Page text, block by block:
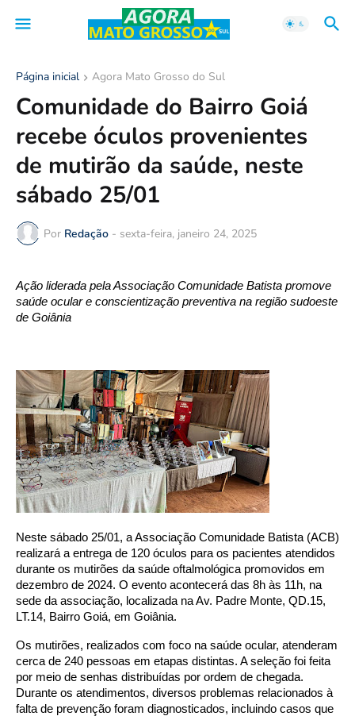
Página inicial Agora Mato Grosso do Sul
Comunidade do Bairro Goiá
recebe óculos provenientes
de mutirão da saúde, neste
sábado 25/01
Por Redação - sexta-feira, janeiro 24, 2025
Ação liderada pela Associação Comunidade Batista promove
saúde ocular e conscientização preventiva na região sudoeste
de Goiânia
Neste sábado 25/01, a Associação Comunidade Batista (ACB)
realizará a entrega de 120 óculos para os pacientes atendidos
durante os mutirões da saúde oftalmológica promovidos em
dezembro de 2024. O evento acontecerá das 8h às 11h, na
sede da associação, localizada na Av. Padre Monte, QD.15,
LT.14, Bairro Goiá, em Goiânia.
Os mutirões, realizados com foco na saúde ocular, atenderam
cerca de 240 pessoas em etapas distintas. A seleção foi feita
por meio de senhas distribuídas por ordem de chegada.
Durante os atendimentos, diversos problemas relacionados à
falta de prevenção foram diagnosticados, incluindo casos que